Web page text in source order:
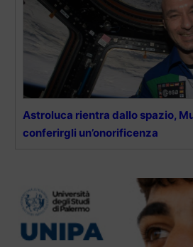
Astroluca rientra dallo spazio,
conferirgli un’onorificenza